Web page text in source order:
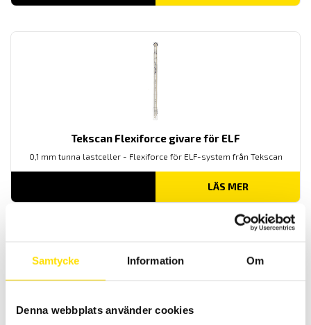
Samtycke Information Om
Denna webbplats använder cookies
Tekscan Flexiforce givare för ELF
0,1 mm tunna lastceller - Flexiforce för ELF-system från Tekscan
LÄS MER